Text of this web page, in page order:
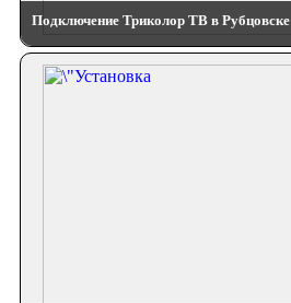
Подключение Триколор ТВ в Рубцовске